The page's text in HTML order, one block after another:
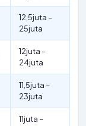
12,5juta –
25juta
12juta –
24juta
11,5juta –
23juta
11juta –